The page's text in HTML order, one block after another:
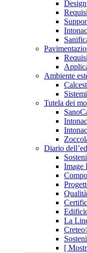
Design
Ambiente
Tutela dei
Diario
Image
La
[